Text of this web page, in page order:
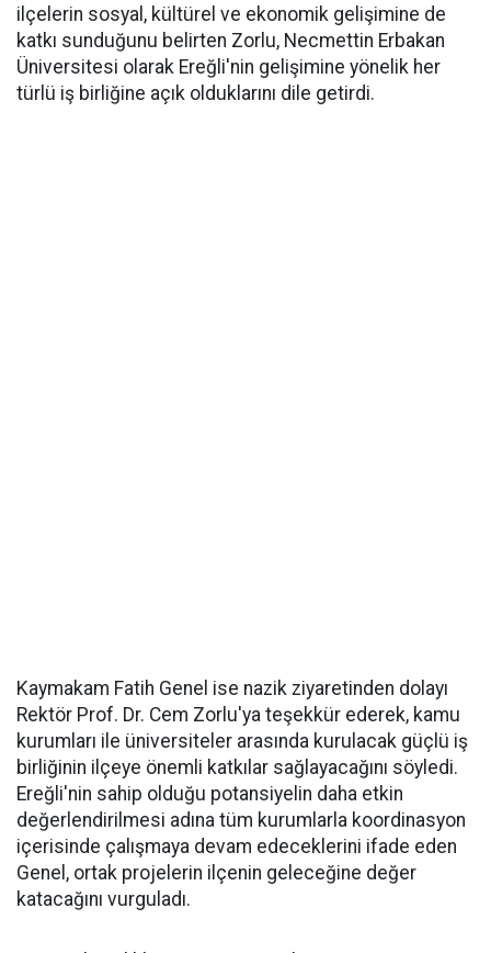
ilçelerin sosyal, kültürel ve ekonomik gelişimine de
katkı sunduğunu belirten Zorlu, Necmettin Erbakan
Üniversitesi olarak Ereğli'nin gelişimine yönelik her
türlü iş birliğine açık olduklarını dile getirdi.
Kaymakam Fatih Genel ise nazik ziyaretinden dolayı
Rektör Prof. Dr. Cem Zorlu'ya teşekkür ederek, kamu
kurumları ile üniversiteler arasında kurulacak güçlü iş
birliğinin ilçeye önemli katkılar sağlayacağını söyledi.
Ereğli'nin sahip olduğu potansiyelin daha etkin
değerlendirilmesi adına tüm kurumlarla koordinasyon
içerisinde çalışmaya devam edeceklerini ifade eden
Genel, ortak projelerin ilçenin geleceğine değer
katacağını vurguladı.